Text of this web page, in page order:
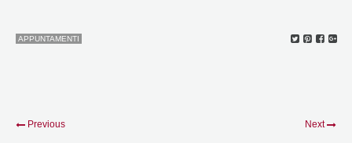
APPUNTAMENTI
Previous Next